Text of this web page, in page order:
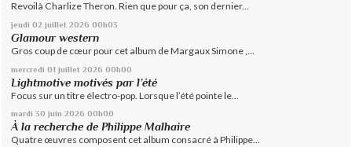
Revoilà Charlize Theron. Rien que pour ça, son dernier...
jeudi 02 juillet 2026 00h03
Glamour western
Gros coup de cœur pour cet album de Margaux Simone ,...
mercredi 01 juillet 2026 00h00
Lightmotive motivés par l’été
Focus sur un titre électro-pop. Lorsque l’été pointe le...
mardi 30 juin 2026 00h00
À la recherche de Philippe Malhaire
Quatre œuvres composent cet album consacré à Philippe...